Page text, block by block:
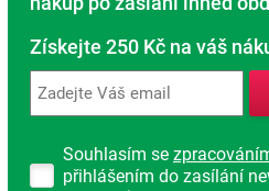
Bez příplatku si můžete vybrat
Vera. Patří mezi nejoblíbenější
Oba potahy mají kvalitní
100% polyesteru. Potah Aloe
Lyocell
Získejte 250 Kč na váš
Souhlasím se
přihlášením do zasílání